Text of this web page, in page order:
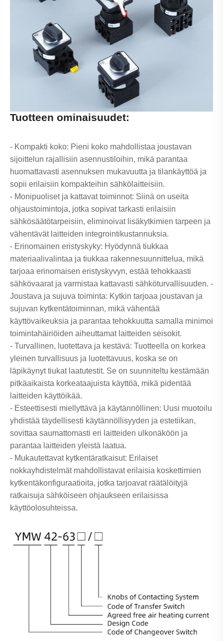
Tuotteen ominaisuudet:
- Kompakti koko: Pieni koko mahdollistaa joustavan
sijoittelun rajallisiin asennustiloihin, mikä parantaa
huomattavasti asennuksen mukavuutta ja tilankäyttöä ja
sopii erilaisiin kompakteihin sähkölaitteisiin.
- Monipuoliset ja kattavat toiminnot: Siinä on useita
ohjaustoimintoja, jotka sopivat tarkasti erilaisiin
sähkösäätötarpeisiin, eliminoivat lisäkytkimien tarpeen ja
vähentävät laitteiden integrointikustannuksia.
- Erinomainen eristyskyky: Hyödynnä tiukkaa
materiaalivalintaa ja tiukkaa rakennesuunnittelua, mikä
tarjoaa erinomaisen eristyskyvyn, estää tehokkaasti
sähkövaarat ja varmistaa kattavasti sähköturvallisuuden. -
Joustava ja sujuva toiminta: Kytkin tarjoaa joustavan ja
sujuvan kytkentätoiminnan, mikä vähentää
käyttövaikeuksia ja parantaa tehokkuutta samalla minimoi
toimintahäiriöiden aiheuttamat laitteiden seisokit.
- Turvallinen, luotettava ja kestävä: Tuotteella on korkea
yleinen turvallisuus ja luotettavuus, koska se on
läpikäynyt tiukat laatutestit. Se on suunniteltu kestämään
pitkäaikaista korkeataajuista käyttöä, mikä pidentää
laitteiden käyttöikää.
- Esteettisesti miellyttävä ja käytännöllinen: Uusi muotoilu
yhdistää täydellisesti käytännöllisyyden ja estetiikan,
sovittaa saumattomasti eri laitteiden ulkonäköön ja
parantaa laitteiden yleistä laatua.
- Mukautettavat kytkentäratkaisut: Erilaiset
nokkayhdistelmät mahdollistavat erilaisia ​​koskettimien
kytkentäkonfiguraatioita, jotka tarjoavat räätälöityjä
ratkaisuja sähköiseen ohjaukseen erilaisissa
käyttöolosuhteissa.